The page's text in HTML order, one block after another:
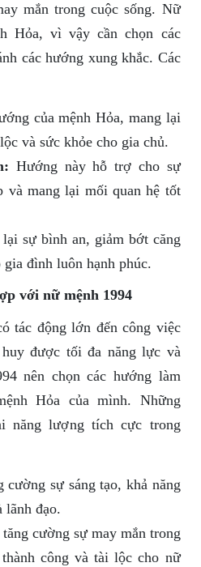
mắn trong cuộc sống. Nữ
Hỏa, vì vậy cần chọn các
các hướng xung khắc. Các
của mệnh Hỏa, mang lại
và sức khỏe cho gia chủ.
Hướng này hỗ trợ cho sự
và mang lại mối quan hệ tốt
sự bình an, giảm bớt căng
đình luôn hạnh phúc.
với nữ mệnh 1994
tác động lớn đến công việc
được tối đa năng lực và
nên chọn các hướng làm
Hỏa của mình. Những
năng lượng tích cực trong
cường sự sáng tạo, khả năng
lãnh đạo.
cường sự may mắn trong
công và tài lộc cho nữ